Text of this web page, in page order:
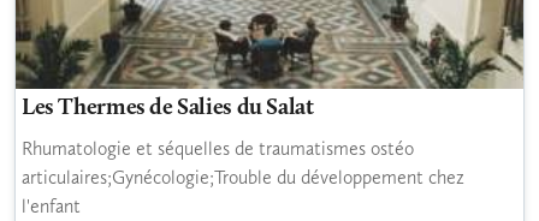
Les Thermes de Salies du Salat
Rhumatologie et séquelles de traumatismes ostéo
articulaires;Gynécologie;Trouble du développement chez
l'enfant